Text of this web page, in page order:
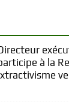
à la